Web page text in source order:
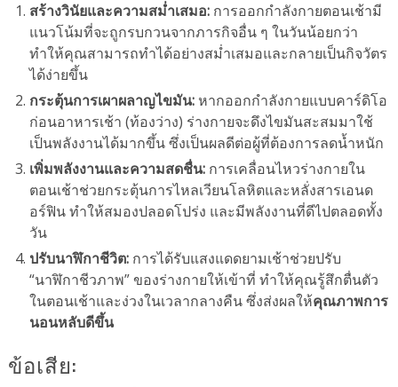
สร้างวินัยและความสม่ำเสมอ:การออกกำลังกายตอนเช้ามี
แนวโน้มที่จะถูกรบกวนจากภารกิจอื่น ๆ ในวันน้อยกว่า
ทำให้คุณสามารถทำได้อย่างสม่ำเสมอและกลายเป็นกิจวัตร
ได้ง่ายขึ้น
กระตุ้นการเผาผลาญไขมัน:หากออกกำลังกายแบบคาร์ดิโอ
ก่อนอาหารเช้า (ท้องว่าง) ร่างกายจะดึงไขมันสะสมมาใช้
เป็นพลังงานได้มากขึ้น ซึ่งเป็นผลดีต่อผู้ที่ต้องการลดน้ำหนัก
เพิ่มพลังงานและความสดชื่น:การเคลื่อนไหวร่างกายใน
ตอนเช้าช่วยกระตุ้นการไหลเวียนโลหิตและหลั่งสารเอนด
อร์ฟิน ทำให้สมองปลอดโปร่ง และมีพลังงานที่ดีไปตลอดทั้ง
วัน
ปรับนาฬิกาชีวิต:การได้รับแสงแดดยามเช้าช่วยปรับ
“นาฬิกาชีวภาพ” ของร่างกายให้เข้าที่ ทำให้คุณรู้สึกตื่นตัว
ในตอนเช้าและง่วงในเวลากลางคืน ซึ่งส่งผลให้คุณภาพการ
นอนหลับดีขึ้น
ข้อเสีย: